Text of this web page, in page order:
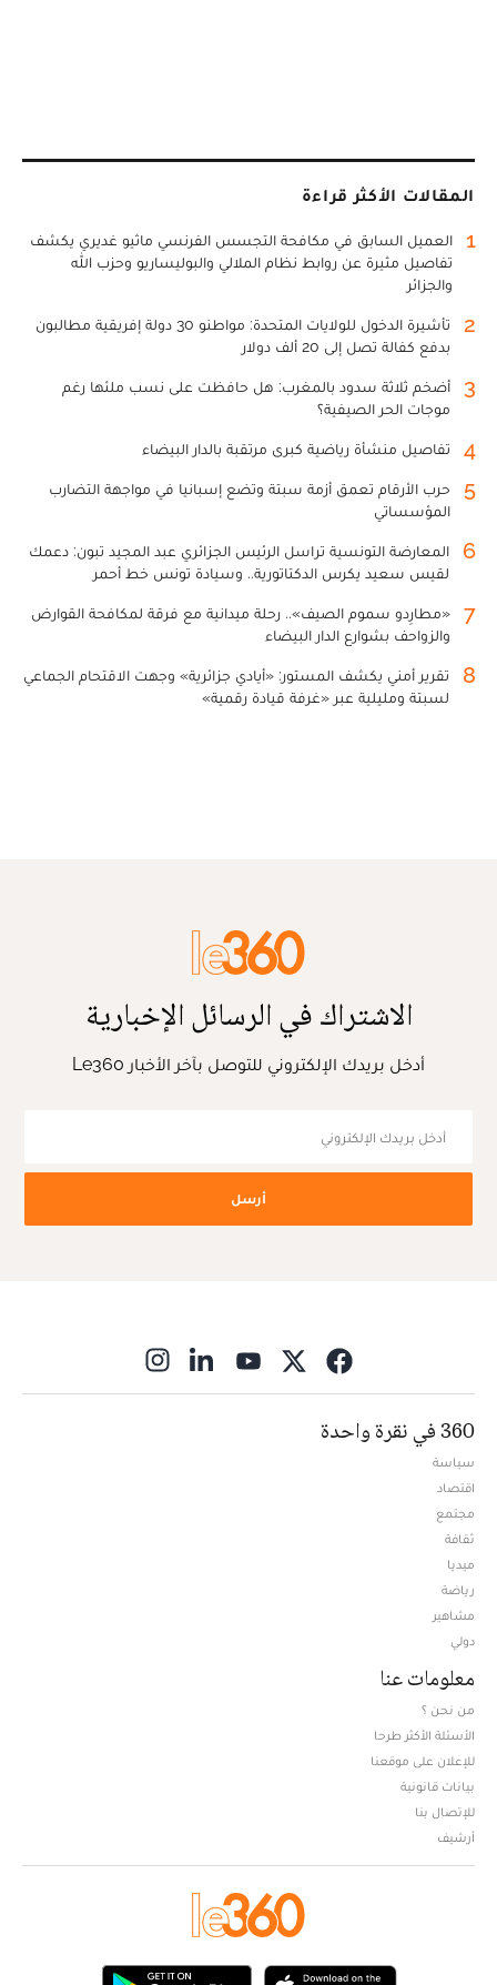
المقالات الأكثر قراءة
1
العميل السابق في مكافحة التجسس الفرنسي ماثيو غديري يكشف
تفاصيل مثيرة عن روابط نظام الملالي والبوليساريو وحزب الله
والجزائر
2
تأشيرة الدخول للولايات المتحدة: مواطنو 30 دولة إفريقية مطالبون
بدفع كفالة تصل إلى 20 ألف دولار
3
أضخم ثلاثة سدود بالمغرب: هل حافظت على نسب ملئها رغم
موجات الحر الصيفية؟
4 تفاصيل منشأة رياضية كبرى مرتقبة بالدار البيضاء
5
حرب الأرقام تعمق أزمة سبتة وتضع إسبانيا في مواجهة التضارب
المؤسساتي
6
المعارضة التونسية تراسل الرئيس الجزائري عبد المجيد تبون: دعمك
لقيس سعيد يكرس الدكتاتورية.. وسيادة تونس خط أحمر
7
«مطارِدو سموم الصيف».. رحلة ميدانية مع فرقة لمكافحة القوارض
والزواحف بشوارع الدار البيضاء
8
تقرير أمني يكشف المستور: «أيادي جزائرية» وجهت الاقتحام الجماعي
لسبتة ومليلية عبر «غرفة قيادة رقمية»
الاشتراك في الرسائل الإخبارية
أدخل بريدك الإلكتروني للتوصل بآخر الأخبار Le360
أرسل
360 في نقرة واحدة
سياسة
اقتصاد
مجتمع
ثقافة
ميديا
رياضة
مشاهير
دولي
معلومات عنا
من نحن ؟
الأسئلة الأكثر طرحا
للإعلان على موقعنا
بيانات قانونية
للإتصال بنا
أرشيف